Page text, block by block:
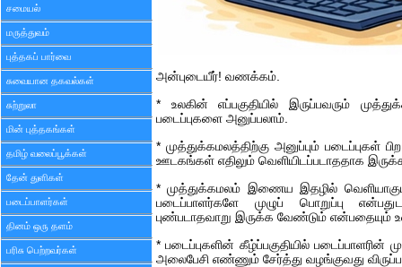
சமையல்
மருத்துவம்
புத்தகப் பார்வை
சுவையான தகவல்கள்
சுற்றுலா
மின் புத்தகங்கள்
தமிழ் வலைப்பூக்கள்
தேன் துளிகள்
படைப்பாளர்கள்
தினம் ஒரு தளம்
பரிசு பெற்றவர்கள்
அன்புடையீர்! வணக்கம்.
* உலகின் எப்பகுதியில் இருப்பவரும்
படைப்புகளை அனுப்பலாம்.
* முத்துக்கமலத்திற்கு அனுப்பும்
ஊடகங்கள் எதிலும் வெளியிடப்படாததாக
* முத்துக்கமலம் இணைய இதழில்
படைப்பாளர்களே முழுப் பொறுப்பு
புண்படாதவாறு இருக்க வேண்டும் என்பதையும்
* படைப்புகளின் கீழ்ப்பகுதியில் படைப்பாளரின்
அலைபேசி எண்ணும் சேர்த்து வழங்குவது